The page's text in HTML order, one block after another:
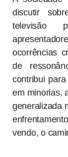
discutir
televisão
ocorrências
de
contribui
em minorias,
generalizada
vendo, o